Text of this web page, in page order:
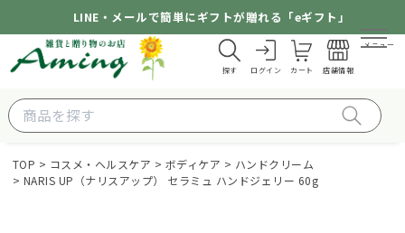
LINE・メールで簡単にギフトが贈れる「eギフト」
探す ログイン カート 店舗情報
メニュー
TOP コスメ・ヘルスケア ボディケア
ハンドクリーム
NARIS UP（ナリスアップ） セラミュ ハンドジェリー 60g